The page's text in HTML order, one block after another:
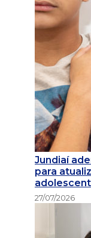
Jundiaí
para
27/07/2026